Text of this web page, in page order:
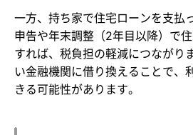
一方、持ち家で住宅ローンを支払
申告や年末調整（2年目以降）で
すれば、税負担の軽減につながり
い金融機関に借り換えることで、
きる可能性があります。